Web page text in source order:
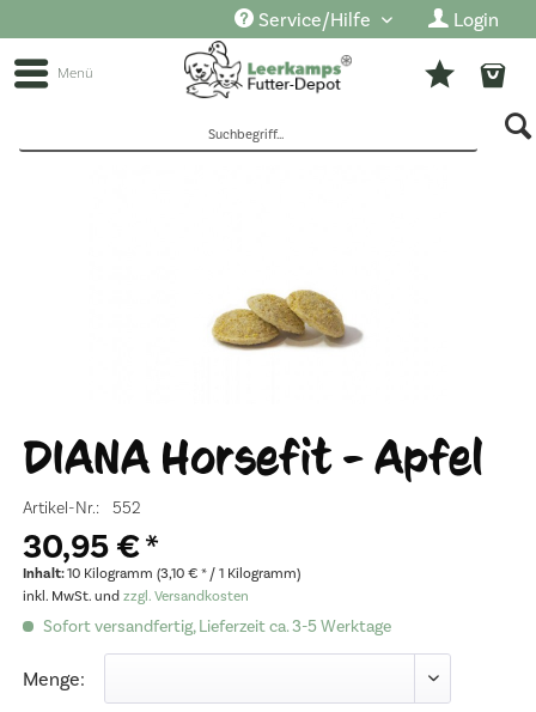
Service/Hilfe Login
Menü
DIANA Horsefit - Apfel
Artikel-Nr.: 552
30,95 € *
Inhalt:10 Kilogramm (3,10 € * / 1 Kilogramm)
inkl. MwSt. undzzgl. Versandkosten
Sofort versandfertig, Lieferzeit ca. 3-5 Werktage
Menge: